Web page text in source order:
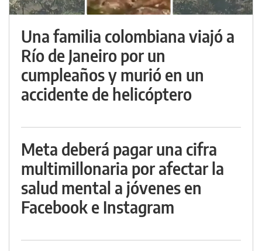
Una familia colombiana viajó a
Río de Janeiro por un
cumpleaños y murió en un
accidente de helicóptero
Meta deberá pagar una cifra
multimillonaria por afectar la
salud mental a jóvenes en
Facebook e Instagram